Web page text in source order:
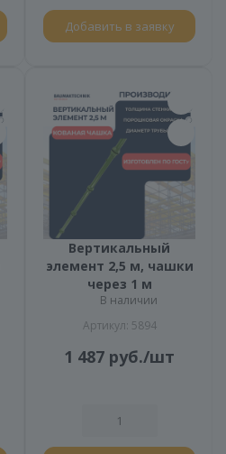
Добавить в заявку
Вертикальный
элемент 2,5 м, чашки
через 1 м
В наличии
Артикул: 5894
1 487 руб./шт